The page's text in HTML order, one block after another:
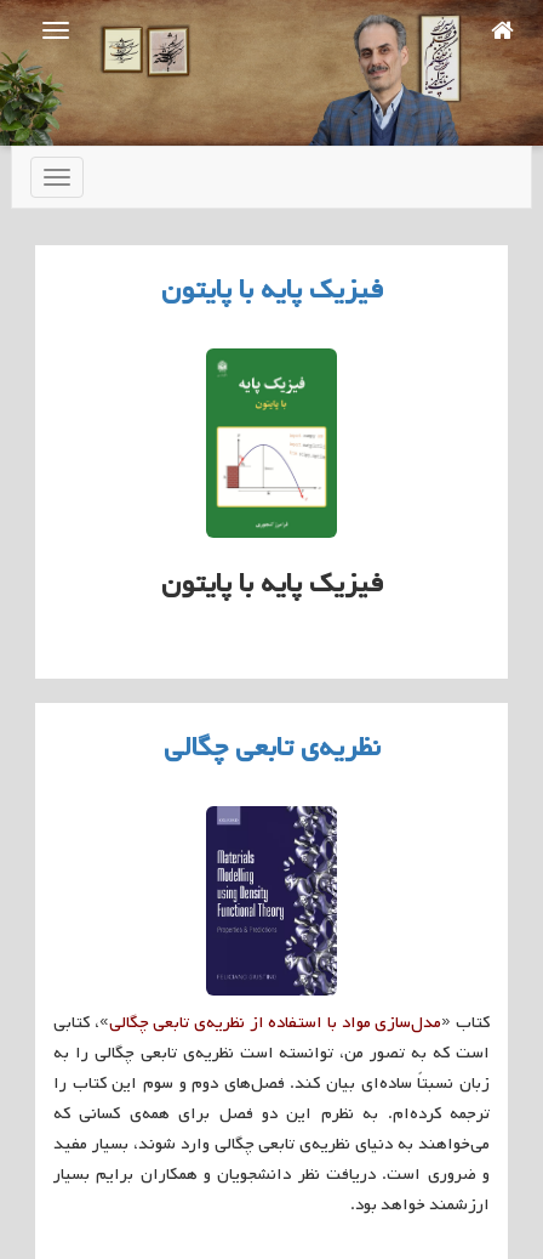
Skip
to
main
content
تعویض
ناوبری
فیزیک پایه با پایتون
فیزیک پایه با پایتون
نظریه‌ی تابعی چگالی
کتاب «مدل‌سازی مواد با استفاده از نظریه‌ی تابعی چگالی»، کتابی
است که به تصور من، توانسته است نظریه‌ی تابعی چگالی را به
زبان نسبتاً ساده‌ای بیان کند. فصل‌های دوم و سوم این کتاب را
ترجمه کرده‌ام. به نظرم این دو فصل برای همه‌ی کسانی که
می‌خواهند به دنیای نظریه‌ی تابعی چگالی وارد شوند، بسیار مفید
و ضروری است. دریافت نظر دانشجویان و همکاران برایم بسیار
ارزشمند خواهد بود.